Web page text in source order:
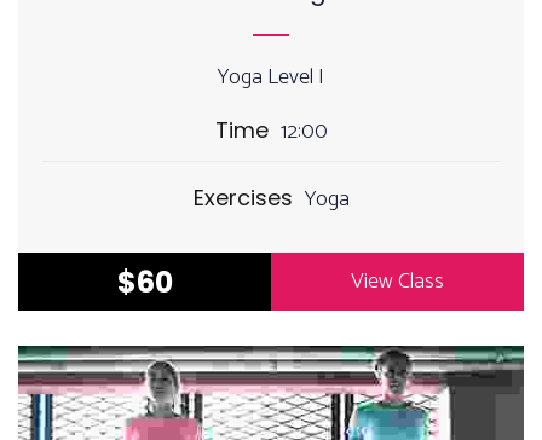
Yoga Level I
Time 12:00
Exercises Yoga
$60 View Class